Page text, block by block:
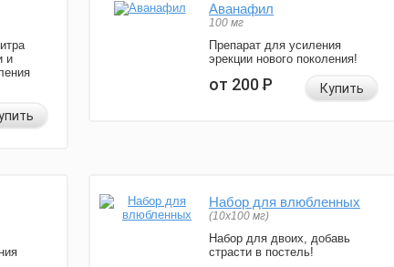
и
Аванафил
100 мг
Препарат для усиления
эрекции нового поколения!
от 200Р Купить
Набор для влюбленных
(10х100 мг)
Набор для двоих, добавь
страсти в постель!